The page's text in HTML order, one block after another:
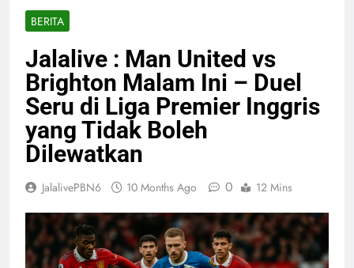
BERITA
Jalalive : Man United vs
Brighton Malam Ini – Duel
Seru di Liga Premier Inggris
yang Tidak Boleh
Dilewatkan
JalalivePBN6 10 Months Ago 0 12 Mins